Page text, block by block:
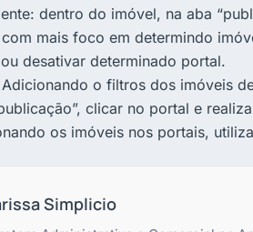
dentro do imóvel, na aba
mais foco em determindo
desativar determinado portal.
Adicionando o filtros dos imóveis
clicar no portal e
os imóveis nos portais,
Simplicio